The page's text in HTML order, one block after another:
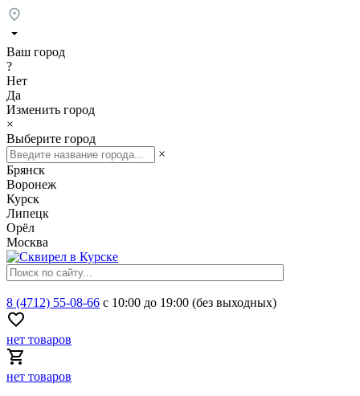
Ваш город
?
Нет
Да
Изменить город
×
Выберите город
×
Брянск
Воронеж
Курск
Липецк
Орёл
Москва
8 (4712) 55-08-66 с 10:00 до 19:00 (без выходных)
нет товаров
нет товаров